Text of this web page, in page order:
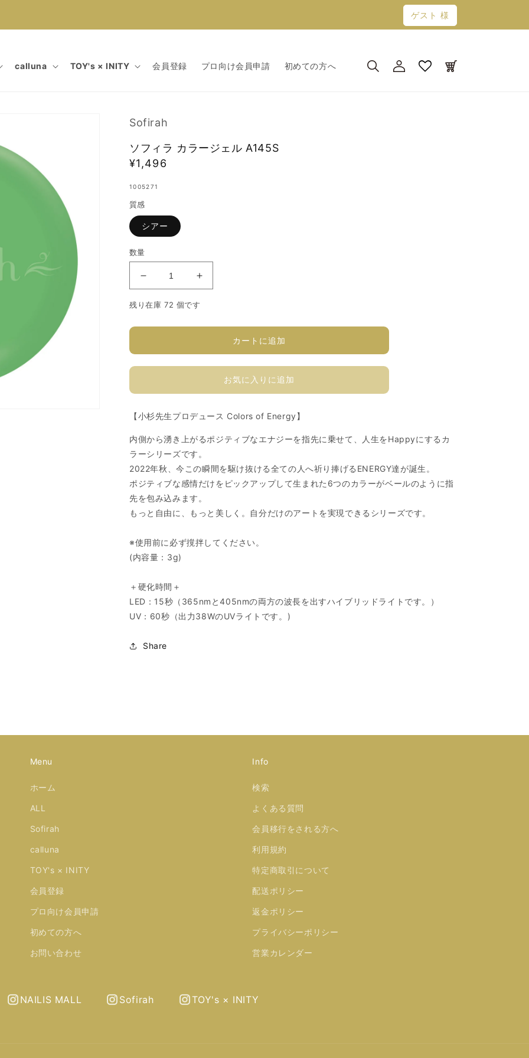
ゲスト 様
calluna TOY's × INITY 会員登録 プロ向け会員申請 初めての方へ
グ
イ
ー
Sofirah
ソフィラ カラージェル A145S
通
格
¥1,496
1005271
質感
シアー
数量
ィ
ラ
ラ
ー
ェ
ル
A145S
の
数
量
を
減
ら
す
ソ
ラ
ラ
ー
ェ
A145S
の
量
を
す
残り在庫 72 個です
カートに追加
お気に入りに追加
【⼩杉先⽣プロデュース Colors of Energy】
内側から湧き上がるポジティブなエナジーを指先に乗せて、⼈⽣をHappyにするカ
ラーシリーズです。
2022年秋、今この瞬間を駆け抜ける全ての⼈へ祈り捧げるENERGY達が誕⽣。
ポジティブな感情だけをピックアップして⽣まれた6つのカラーがベールのように指
先を包み込みます。
もっと自由に、もっと美しく。自分だけのアートを実現できるシリーズです。
※使用前に必ず撹拌してください。
(内容量：3g)
＋硬化時間＋
LED：15秒（365nmと405nmの両方の波長を出すハイブリッドライトです。）
UV：60秒（出力38WのUVライトです。)
Share
Menu
ホーム
ALL
Sofirah
calluna
TOY's × INITY
会員登録
プロ向け会員申請
初めての方へ
お問い合わせ
Info
検索
よくある質問
会員移行をされる方へ
利用規約
特定商取引について
配送ポリシー
返金ポリシー
プライバシーポリシー
営業カレンダー
NAILIS MALL Sofirah TOY's × INITY